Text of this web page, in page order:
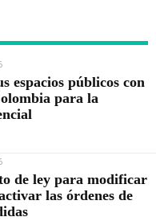
espacios públicos con
para la
de ley para modificar
las órdenes de